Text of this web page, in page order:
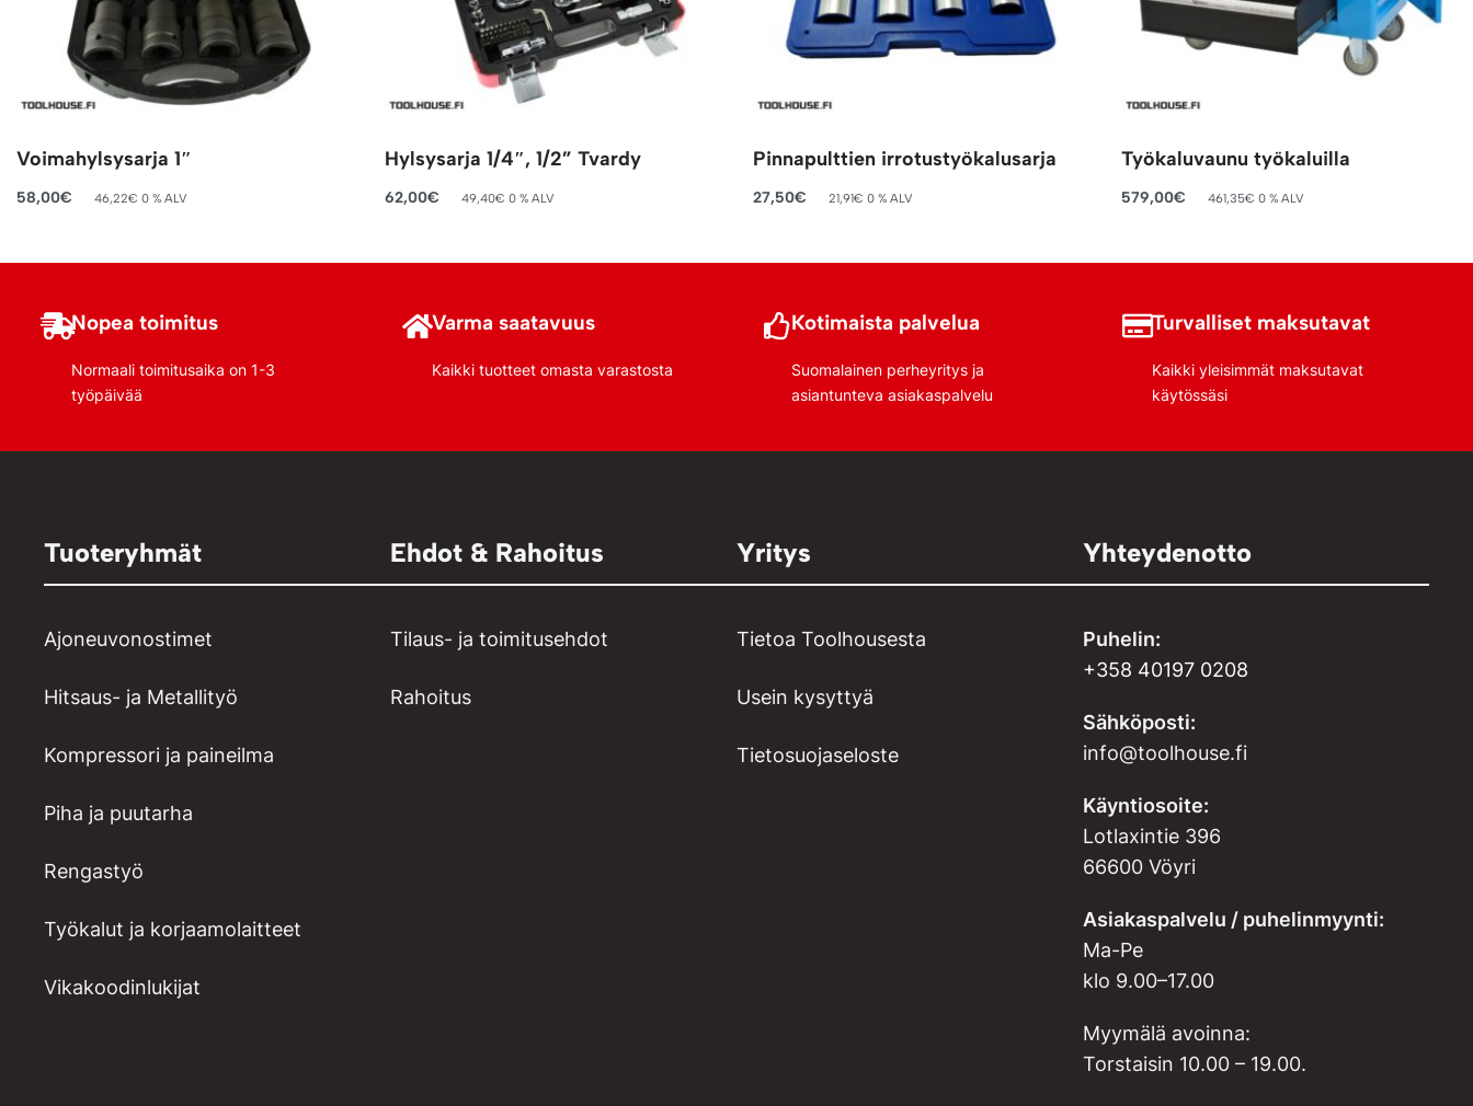
Voimahylsysarja 1″
58,00€ 46,22€ 0 % ALV
Hylsysarja 1/4″, 1/2” Tvardy
62,00€ 49,40€ 0 % ALV
Pinnapulttien irrotustyökalusarja
27,50€ 21,91€ 0 % ALV
Työkaluvaunu työkaluilla
579,00€ 461,35€ 0 % ALV
Nopea toimitus
Normaali toimitusaika on 1-3
työpäivää
Varma saatavuus
Kaikki tuotteet omasta varastosta
Kotimaista palvelua
Suomalainen perheyritys ja
asiantunteva asiakaspalvelu
Turvalliset maksutavat
Kaikki yleisimmät maksutavat
käytössäsi
Tuoteryhmät
Ajoneuvonostimet
Hitsaus- ja Metallityö
Kompressori ja paineilma
Piha ja puutarha
Rengastyö
Työkalut ja korjaamolaitteet
Vikakoodinlukijat
Ehdot & Rahoitus
Tilaus- ja toimitusehdot
Rahoitus
Yritys
Tietoa Toolhousesta
Usein kysyttyä
Tietosuojaseloste
Yhteydenotto
Puhelin:
+358 40197 0208
Sähköposti:
info@toolhouse.fi
Käyntiosoite:
Lotlaxintie 396
66600 Vöyri
Asiakaspalvelu / puhelinmyynti:
Ma-Pe
klo 9.00–17.00
Myymälä avoinna:
Torstaisin 10.00 – 19.00.